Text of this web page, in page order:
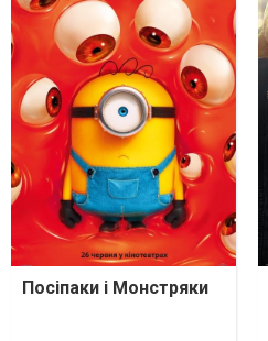
Посіпаки і Монстряки